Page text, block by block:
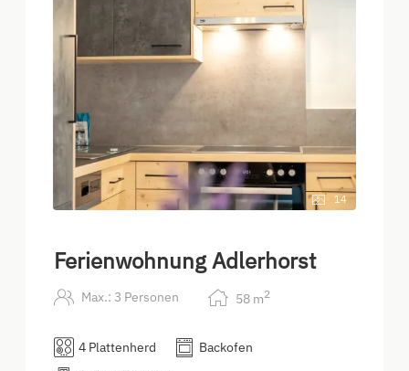
14
Ferienwohnung Adlerhorst
Max.: 3 Personen 58 m2
4 Plattenherd
Backofen